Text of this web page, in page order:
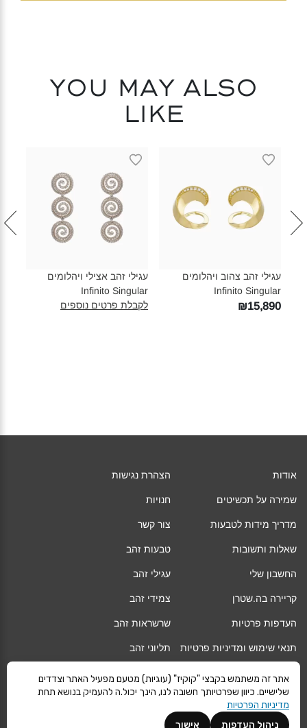
You may also
like
עגילי זהב צהוב ויהלומים
Infinito Singular‎
₪15,890
עגילי זהב אצילי ויהלומים
Infinito Singular‎
לקבלת פרטים נוספים
אודות
שמירה על תכשיטים
מדריך מידות לטבעות
שאלות ותשובות
החשבון שלי
קריירה בה.שטרן
העדפות פרטיות
תנאי שימוש ומדיניות פרטיות
החלפה/החזרה/ביטול עסקה
אחריות
משלוחים
הצהרת נגישות
חנויות
צור קשר
טבעות זהב
עגילי זהב
צמידי זהב
שרשראות זהב
תליוני זהב
גיפט קארד
מגזין
Vogue
אתר זה משתמש בקבצי "קוקיז" (עוגיות) מטעם מפעיל האתר וצדדים
שלישיים. כיוון שפרטיותך חשובה לנו, הינך יכול.ה להעמיק בנושא תחת
מדיניות הפרטיות
אישור
ניהול העדפות